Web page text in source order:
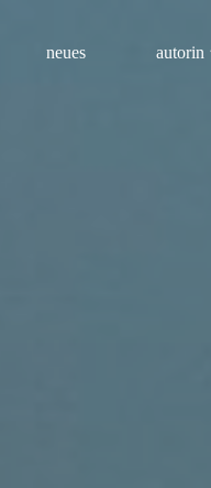
neues autorin